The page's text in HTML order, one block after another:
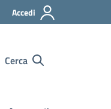
Accedi
Cerca